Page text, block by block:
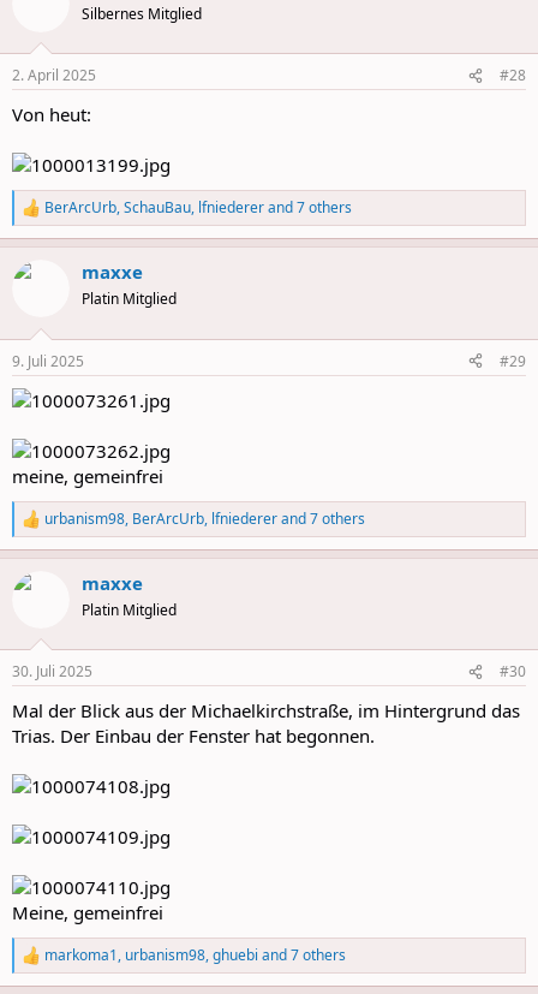
s
Silbernes Mitglied
2. April 2025 #28
Von heut:
R
e
a
c
s
:
BerArcUrb,SchauBau, lfniedererand 7 others
maxxe
Platin Mitglied
9. Juli 2025 #29
meine, gemeinfrei
R
e
a
c
s
urbanism98, BerArcUrb, lfniedererand 7 others
maxxe
Platin Mitglied
30. Juli 2025 #30
Mal der Blick aus der Michaelkirchstraße, im Hintergrund das
Trias. Der Einbau der Fenster hat begonnen.
Meine, gemeinfrei
R
e
markoma1, urbanism98,ghuebi and 7 others